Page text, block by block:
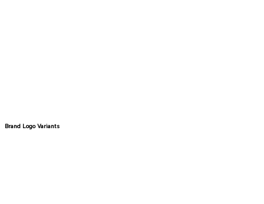
Brand Logo Variants